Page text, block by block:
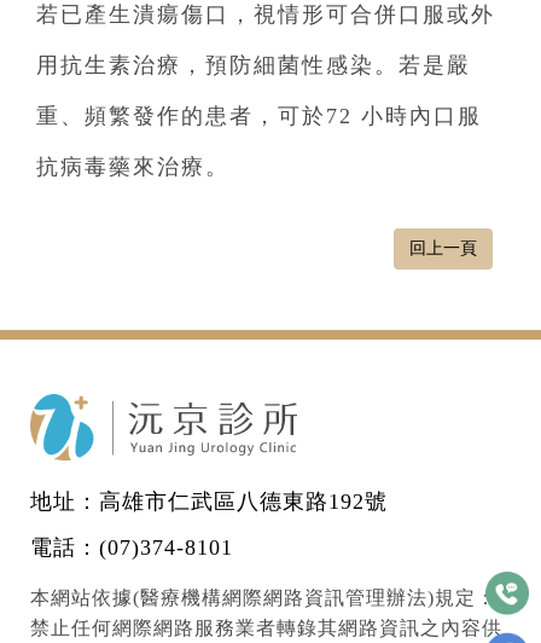
若已產生潰瘍傷口，視情形可合併口服或外
用抗生素治療，預防細菌性感染。若是嚴
重、頻繁發作的患者，可於72 小時內口服
抗病毒藥來治療。
回上一頁
地址：高雄市仁武區八德東路192號
電話： (07)374-8101
本網站依據(醫療機構網際網路資訊管理辦法)規定：
禁止任何網際網路服務業者轉錄其網路資訊之內容供